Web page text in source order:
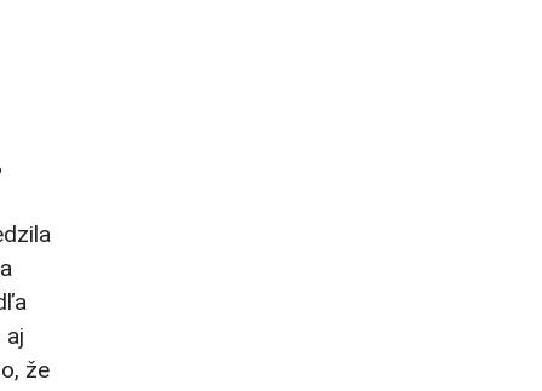
aj
že